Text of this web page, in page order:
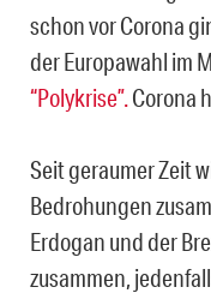
schon vor Corona
der Europawahl im
“Polykrise”.Corona
Seit geraumer Zeit
Bedrohungen
Erdogan und der
zusammen,